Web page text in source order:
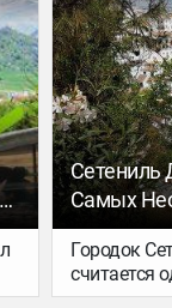
Сетениль
Самых
Городок
считается